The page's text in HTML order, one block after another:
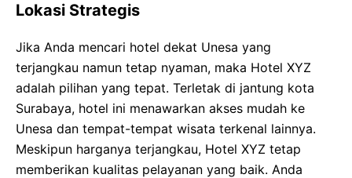
Lokasi Strategis
Jika Anda mencari hotel dekat Unesa yang
terjangkau namun tetap nyaman, maka Hotel XYZ
adalah pilihan yang tepat. Terletak di jantung kota
Surabaya, hotel ini menawarkan akses mudah ke
Unesa dan tempat-tempat wisata terkenal lainnya.
Meskipun harganya terjangkau, Hotel XYZ tetap
memberikan kualitas pelayanan yang baik. Anda